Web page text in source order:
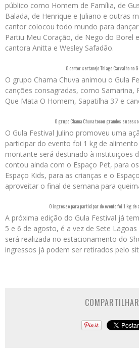
público como Homem de Família, de
Balada, de Henrique e Juliano e outras
cantor colocou todo mundo para
Partiu Meu Coração, de Nego do Borel
cantora Anitta e Wesley Safadão.
O cantor sertanejo Thiago Carvalho no
O grupo Chama Chuva animou o Gula
canções consagradas, como Samarina,
Que Mata O Homem, Sapatilha 37 e
O grupo Chama Chuva tocou grandes
O Gula Festival Julino promoveu uma
participar do evento foi 1 kg de
montante será destinado à instituições
contou ainda com o Espaço Pet, para
Espaço Kids, para as crianças e o
aproveitar o final de semana para
O ingresso para participar do evento foi 1 kg de
A próxima edição do Gula Festival já
5 e 6 de agosto, é a vez de Sete
será realizada no estacionamento do
ingressos já podem ser retirados pelo